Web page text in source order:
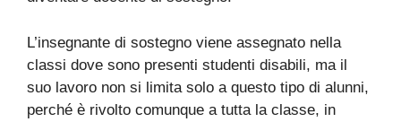
L’insegnante di sostegno viene assegnato nella
classi dove sono presenti studenti disabili, ma il
suo lavoro non si limita solo a questo tipo di alunni,
perché è rivolto comunque a tutta la classe, in